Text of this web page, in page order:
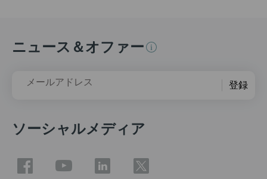
ニュース＆オファー
メールアドレス 登録
ソーシャルメディア